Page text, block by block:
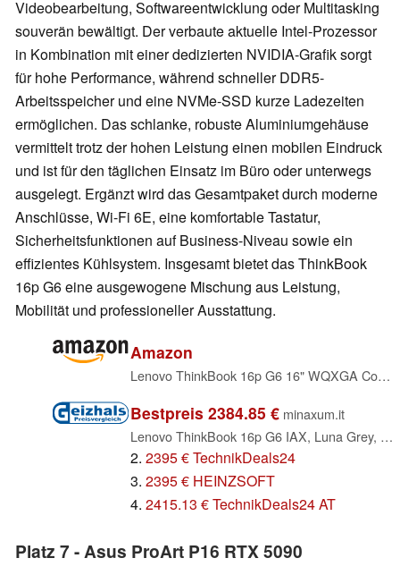
Videobearbeitung, Softwareentwicklung oder Multitasking
souverän bewältigt. Der verbaute aktuelle Intel-Prozessor
in Kombination mit einer dedizierten NVIDIA-Grafik sorgt
für hohe Performance, während schneller DDR5-
Arbeitsspeicher und eine NVMe-SSD kurze Ladezeiten
ermöglichen. Das schlanke, robuste Aluminiumgehäuse
vermittelt trotz der hohen Leistung einen mobilen Eindruck
und ist für den täglichen Einsatz im Büro oder unterwegs
ausgelegt. Ergänzt wird das Gesamtpaket durch moderne
Anschlüsse, Wi-Fi 6E, eine komfortable Tastatur,
Sicherheitsfunktionen auf Business-Niveau sowie ein
effizientes Kühlsystem. Insgesamt bietet das ThinkBook
16p G6 eine ausgewogene Mischung aus Leistung,
Mobilität und professioneller Ausstattung.
Amazon
Lenovo ThinkBook 16p G6 16" WQXGA Core Ultra 7 255HX 32GB/1TB SSD RTX5060 Win11 Pro
Bestpreis 2384.85 € minaxum.it
Lenovo ThinkBook 16p G6 IAX, Luna Grey, Core Ultra 7 255HX, 32GB RAM, 1TB SSD, GeForce RTX 5060, 1600x2560, DE (21R00043GE)
2. 2395 € TechnikDeals24
3. 2395 € HEINZSOFT
4. 2415.13 € TechnikDeals24 AT
Platz 7 - Asus ProArt P16 RTX 5090